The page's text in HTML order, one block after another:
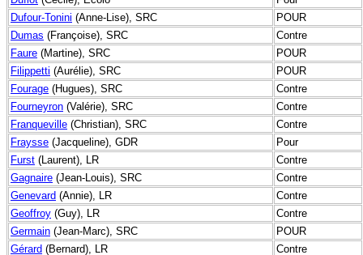
Dufour-Tonini (Anne-Lise), SRC
POUR
Dumas (Françoise), SRC
Contre
Faure (Martine), SRC
POUR
Filippetti (Aurélie), SRC
POUR
Fourage (Hugues), SRC
Contre
Fourneyron (Valérie), SRC
Contre
Franqueville (Christian), SRC
Contre
Fraysse (Jacqueline), GDR
Pour
Furst (Laurent), LR
Contre
Gagnaire (Jean-Louis), SRC
Contre
Genevard (Annie), LR
Contre
Geoffroy (Guy), LR
Contre
Germain (Jean-Marc), SRC
POUR
Gérard (Bernard), LR
Contre